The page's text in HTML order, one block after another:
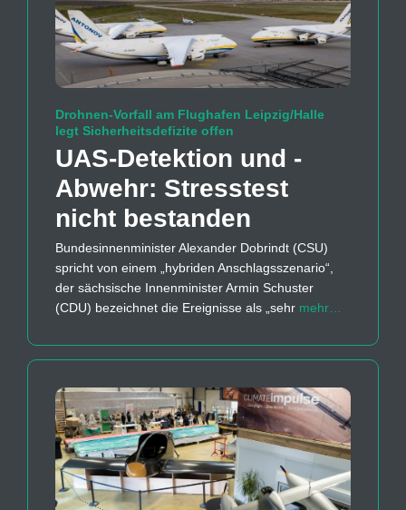
Drohnen-Vorfall am Flughafen Leipzig/Halle
legt Sicherheitsdefizite offen
UAS-Detektion und -
Abwehr: Stresstest
nicht bestanden
Bundesinnenminister Alexander Dobrindt (CSU)
spricht von einem „hybriden Anschlagsszenario“,
der sächsische Innenminister Armin Schuster
(CDU) bezeichnet die Ereignisse als „sehr mehr…